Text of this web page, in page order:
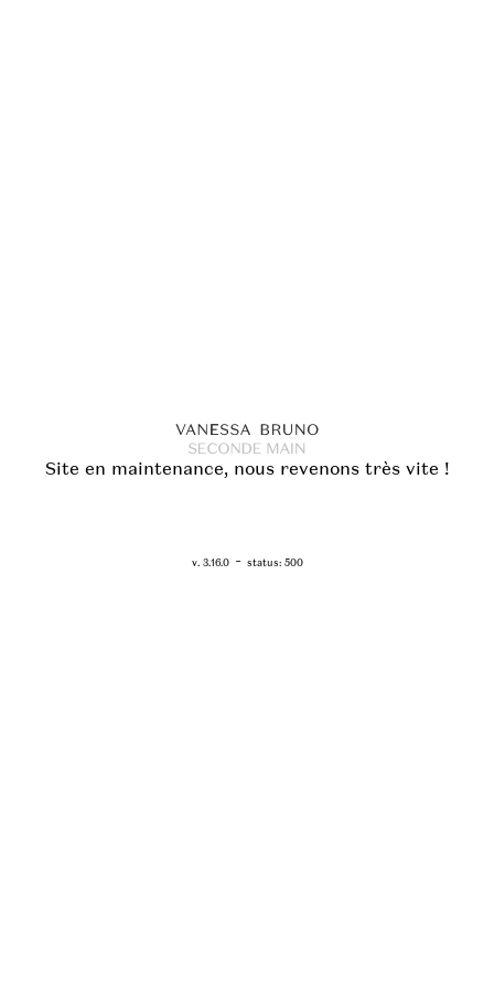
Site en maintenance, nous revenons très vite !
v. 3.16.0- status: 500